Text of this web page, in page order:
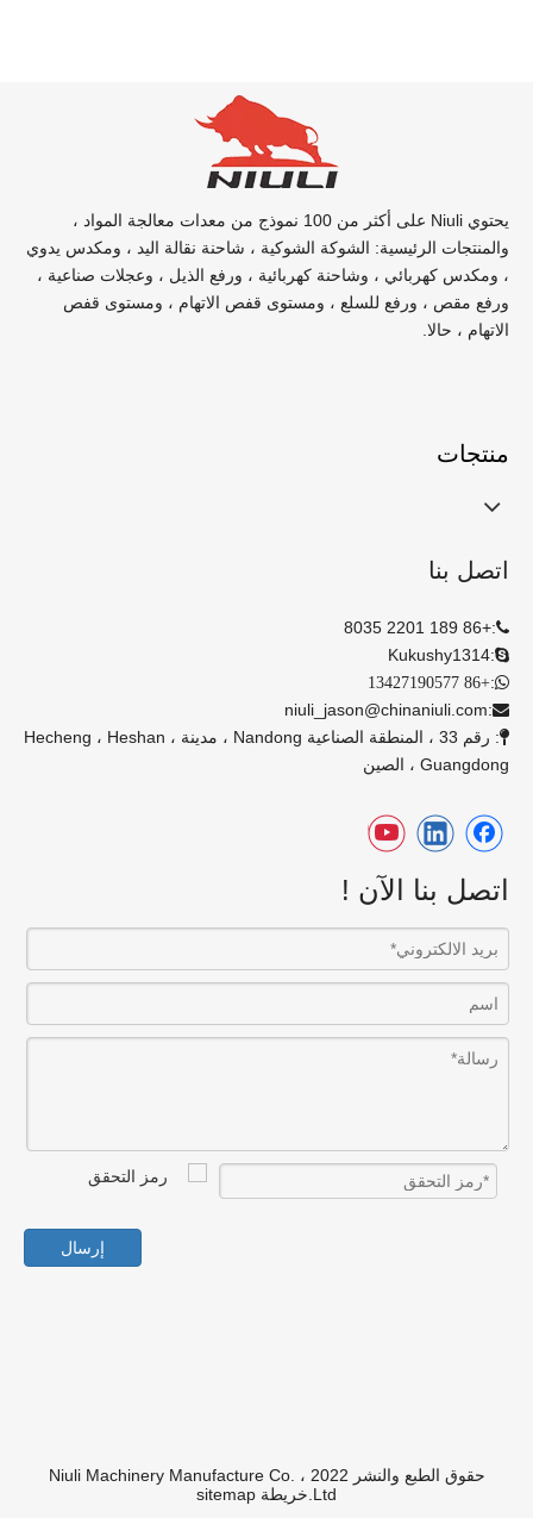
يحتوي Niuli على أكثر من 100 نموذج من معدات معالجة المواد ،
والمنتجات الرئيسية: الشوكة الشوكية ، شاحنة نقالة اليد ، ومكدس يدوي
، ومكدس كهربائي ، وشاحنة كهربائية ، ورفع الذيل ، وعجلات صناعية ،
ورفع مقص ، ورفع للسلع ، ومستوى قفص الاتهام ، ومستوى قفص
الاتهام ، حالا.
منتجات
اتصل بنا

:
+86 189 2201 8035

:
Kukushy1314

:
+86 13427190577

:
niuli_jason@chinaniuli.com

: رقم 33 ، المنطقة الصناعية Nandong ، مدينة Hecheng ، Heshan ،
Guangdong ، الصين
اتصل بنا الآن !
إرسال
حقوق الطبع والنشر 2022 Niuli Machinery Manufacture Co. ،
Ltd. خريطة sitemap